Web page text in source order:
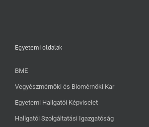
Egyetemi oldalak
BME
Vegyészmérnöki és Biomérnöki Kar
Egyetemi Hallgatói Képviselet
Hallgatói Szolgáltatási Igazgatóság